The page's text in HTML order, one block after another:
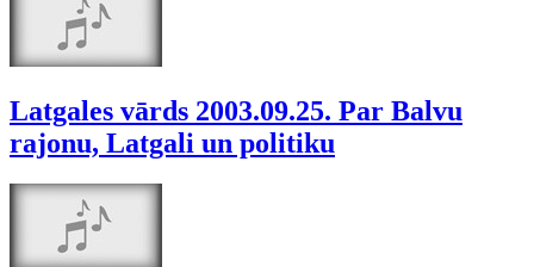
Latgales vārds 2003.09.25. Par Balvu
rajonu, Latgali un politiku